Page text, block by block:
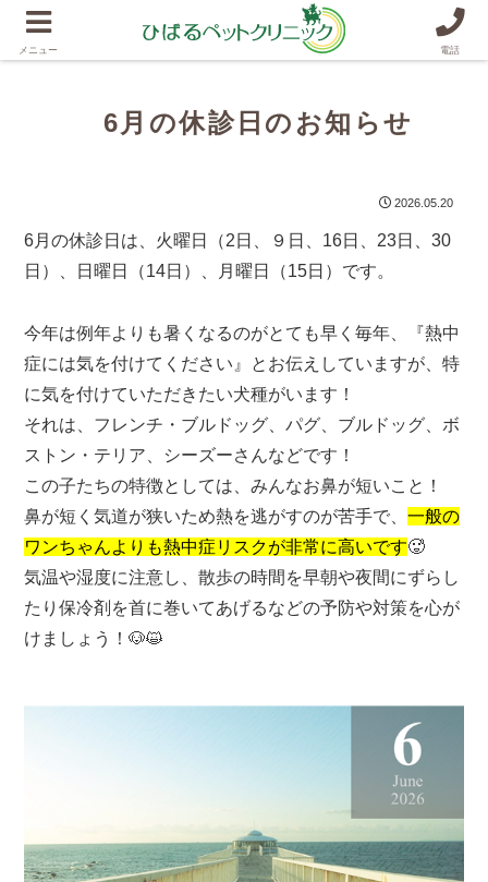
6月の休診日のお知らせ
2026.05.20
6月の休診日は、火曜日（2日、９日、16日、23日、30
日）、日曜日（14日）、月曜日（15日）です。
今年は例年よりも暑くなるのがとても早く毎年、『熱中
症には気を付けてください』とお伝えしていますが、特
に気を付けていただきたい犬種がいます！
それは、フレンチ・ブルドッグ、パグ、ブルドッグ、ボ
ストン・テリア、シーズーさんなどです！
この子たちの特徴としては、みんなお鼻が短いこと！
鼻が短く気道が狭いため熱を逃がすのが苦手で、一般の
ワンちゃんよりも熱中症リスクが非常に高いです🥵
気温や湿度に注意し、散歩の時間を早朝や夜間にずらし
たり保冷剤を首に巻いてあげるなどの予防や対策を心が
けましょう！🐶😺
メニュー 電話